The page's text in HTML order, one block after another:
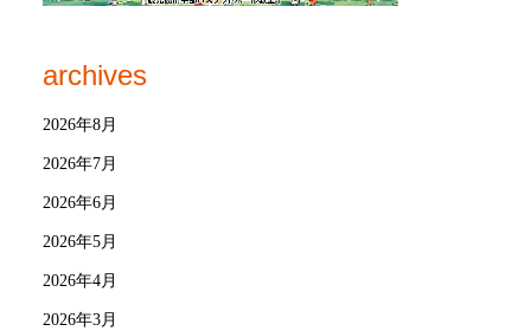
archives
2026年8月
2026年7月
2026年6月
2026年5月
2026年4月
2026年3月